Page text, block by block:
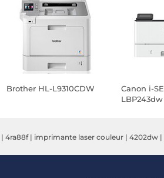
Brother HL-L9310CDW
Canon i-
LBP243dw
| 4ra88f| imprimante laser couleur | 4202dw |